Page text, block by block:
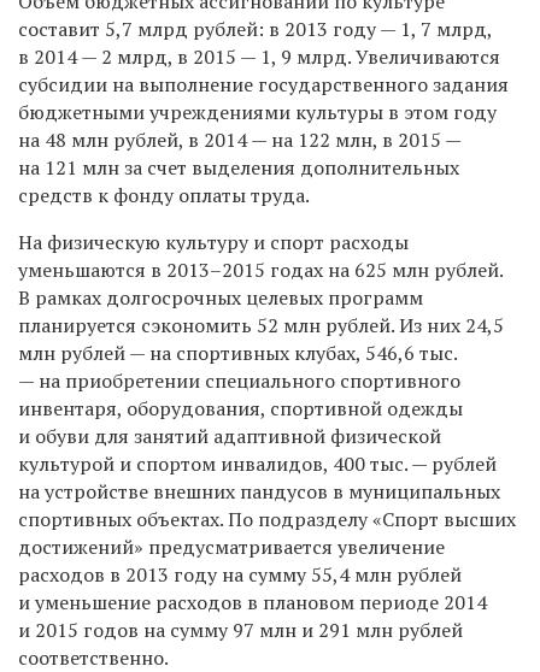
составит 5,7 млрд рублей: в 2013 году — 1, 7 млрд,
в 2014 — 2 млрд, в 2015 — 1, 9 млрд. Увеличиваются
субсидии на выполнение государственного задания
бюджетными учреждениями культуры в этом году
на 48 млн рублей, в 2014 — на 122 млн, в 2015 —
на 121 млн за счет выделения дополнительных
средств к фонду оплаты труда.
На физическую культуру и спорт расходы
уменьшаются в 2013–2015 годах на 625 млн рублей.
В рамках долгосрочных целевых программ
планируется сэкономить 52 млн рублей. Из них 24,5
млн рублей — на спортивных клубах, 546,6 тыс.
— на приобретении специального спортивного
инвентаря, оборудования, спортивной одежды
и обуви для занятий адаптивной физической
культурой и спортом инвалидов, 400 тыс. — рублей
на устройстве внешних пандусов в муниципальных
спортивных объектах. По подразделу «Спорт высших
достижений» предусматривается увеличение
расходов в 2013 году на сумму 55,4 млн рублей
и уменьшение расходов в плановом периоде 2014
и 2015 годов на сумму 97 млн и 291 млн рублей
соответственно.